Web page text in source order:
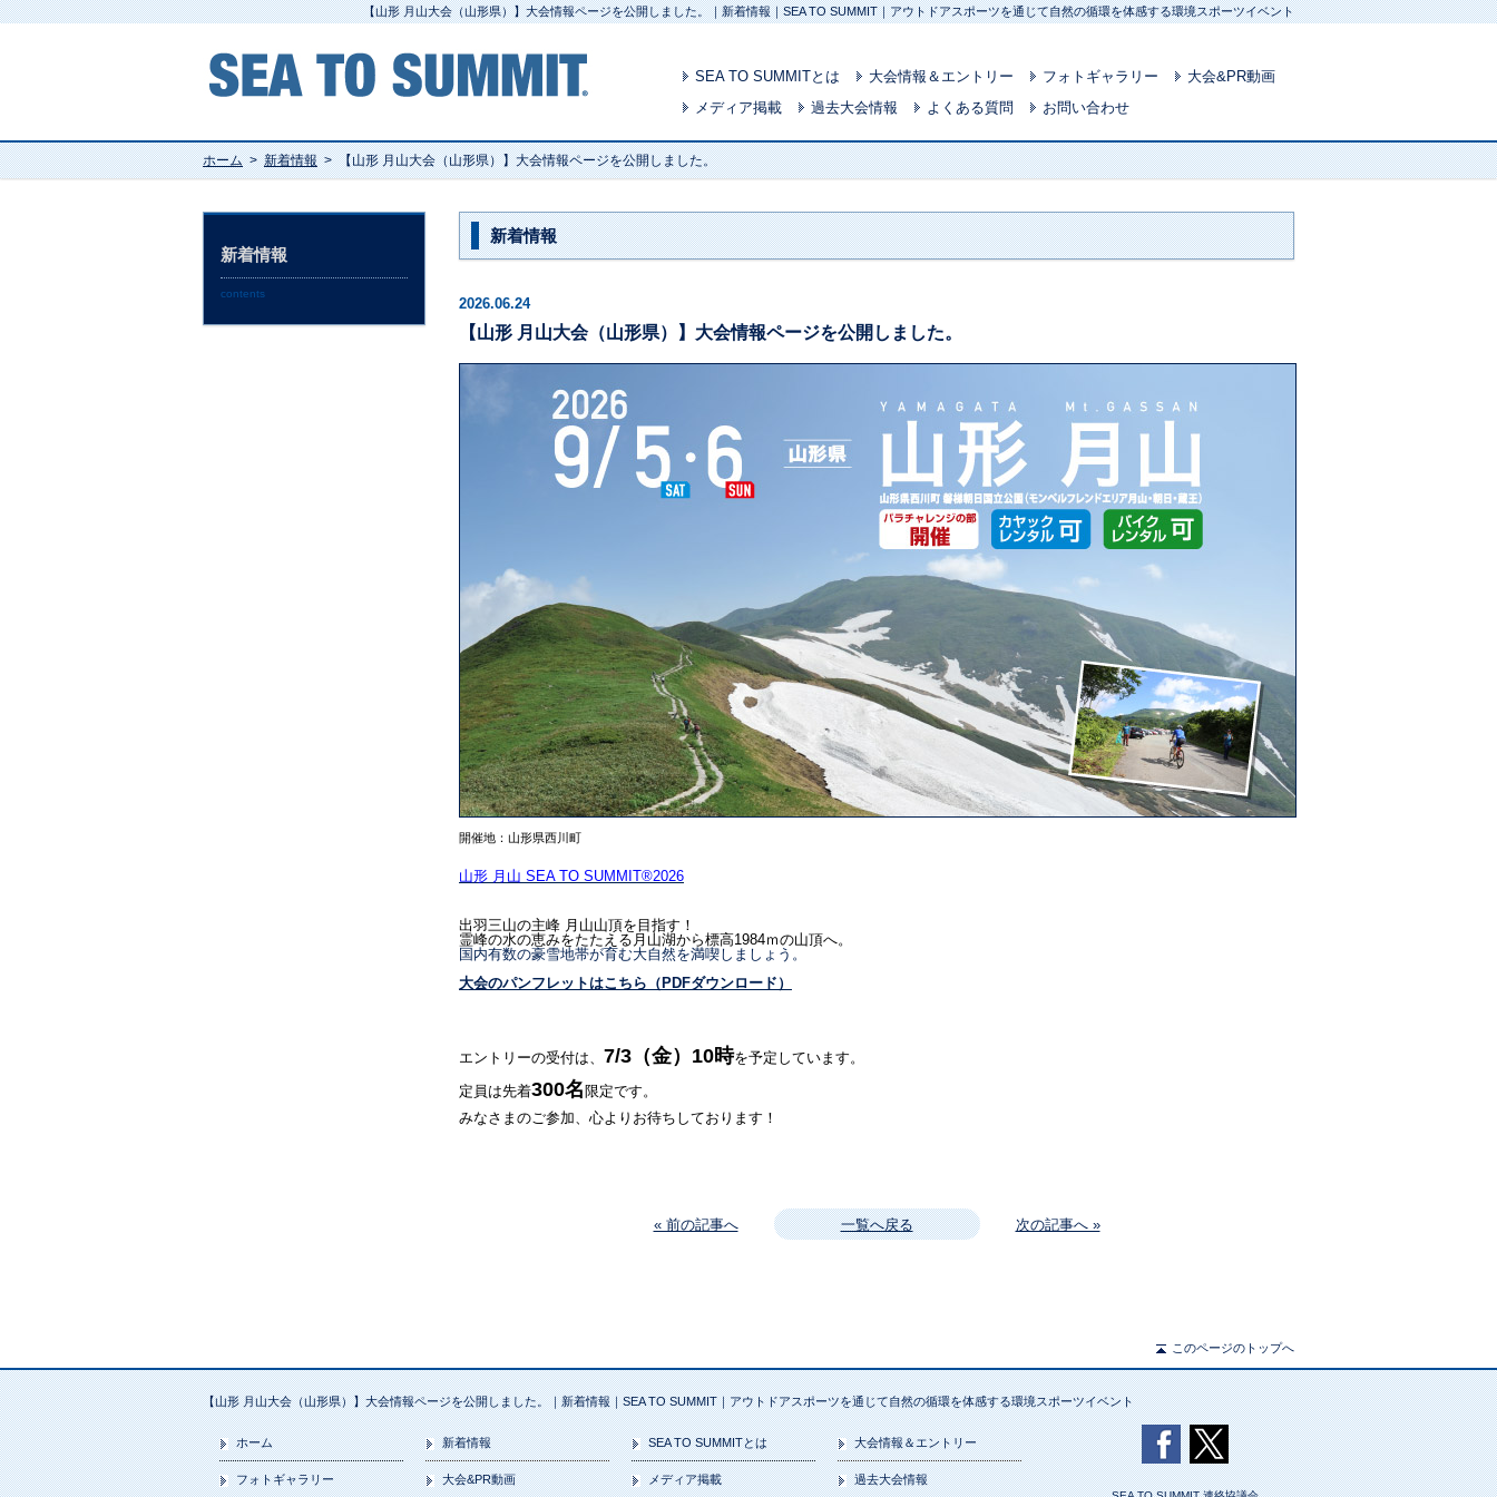
【山形 月山大会（山形県）】大会情報ページを公開しました。｜新着情報｜SEA TO SUMMIT｜アウトドアスポーツを通じて自然の循環を体感する環境スポーツイベント
SEA TO SUMMITとは 大会情報＆エントリー フォトギャラリー
大会&PR動画
メディア掲載
過去大会情報 よくある質問 お問い合わせ
ホーム >新着情報 >【山形 月山大会（山形県）】大会情報ページを公開しました。
新着情報
2026.06.24
【山形 月山大会（山形県）】大会情報ページを公開しました。
開催地：山形県西川町
山形 月山 SEA TO SUMMIT®2026
出羽三山の主峰 月山山頂を目指す！
霊峰の水の恵みをたたえる月山湖から標高1984ｍの山頂へ。
国内有数の豪雪地帯が育む大自然を満喫しましょう。
大会のパンフレットはこちら（PDFダウンロード）
エントリーの受付は、 7/3（金）10時を予定しています。
定員は先着300名 限定です。
みなさまのご参加、心よりお待ちしております！
« 前の記事へ 一覧へ戻る 次の記事へ »
新着情報
contents
このページのトップへ
【山形 月山大会（山形県）】大会情報ページを公開しました。｜新着情報｜SEA TO SUMMIT｜アウトドアスポーツを通じて自然の循環を体感する環境スポーツイベント
ホーム 新着情報 SEA TO SUMMITとは 大会情報＆エントリー
フォトギャラリー 大会&PR動画 メディア掲載 過去大会情報